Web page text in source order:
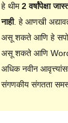
हे थीम2 वर्षांपेक्षा
नाही. हे आणखी
असू शकते आणि हे
असू शकते आणि
अधिक नवीन
संगणकीय संगतता